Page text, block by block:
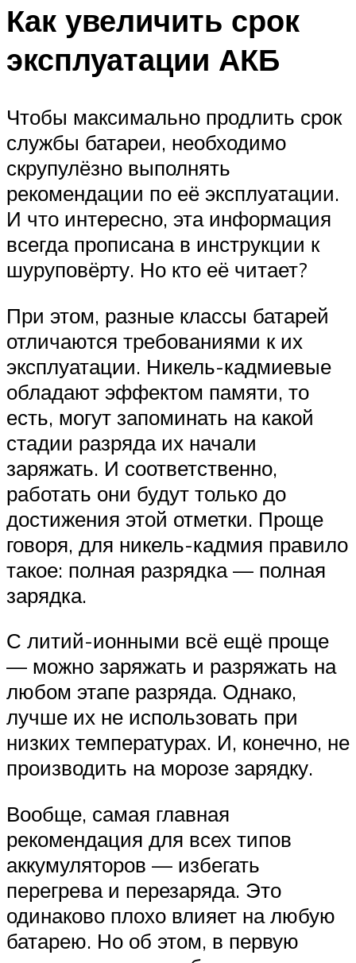
Как увеличить срок
эксплуатации АКБ
Чтобы максимально продлить срок
службы батареи, необходимо
скрупулёзно выполнять
рекомендации по её эксплуатации.
И что интересно, эта информация
всегда прописана в инструкции к
шуруповёрту. Но кто её читает?
При этом, разные классы батарей
отличаются требованиями к их
эксплуатации. Никель-кадмиевые
обладают эффектом памяти, то
есть, могут запоминать на какой
стадии разряда их начали
заряжать. И соответственно,
работать они будут только до
достижения этой отметки. Проще
говоря, для никель-кадмия правило
такое: полная разрядка — полная
зарядка.
С литий-ионными всё ещё проще
— можно заряжать и разряжать на
любом этапе разряда. Однако,
лучше их не использовать при
низких температурах. И, конечно, не
производить на морозе зарядку.
Вообще, самая главная
рекомендация для всех типов
аккумуляторов — избегать
перегрева и перезаряда. Это
одинаково плохо влияет на любую
батарею. Но об этом, в первую